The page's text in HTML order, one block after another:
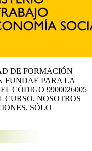
DE FORMACIÓN
FUNDAE PARA LA
CÓDIGO 9900026005
CURSO. NOSOTROS
SÓLO